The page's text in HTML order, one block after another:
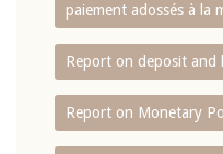
paiement adossés à la
Report on deposit and
Report on Monetary